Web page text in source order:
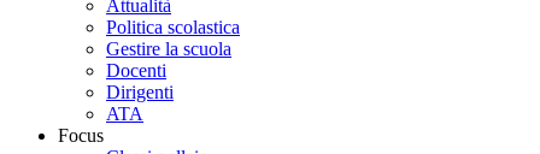
Attualità
Politica scolastica
Gestire la scuola
Docenti
Dirigenti
ATA
Focus